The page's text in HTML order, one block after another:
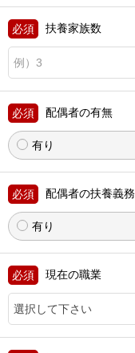
扶養家族数
配偶者の有無
有り
配偶者の扶養義務
有り
現在の職業